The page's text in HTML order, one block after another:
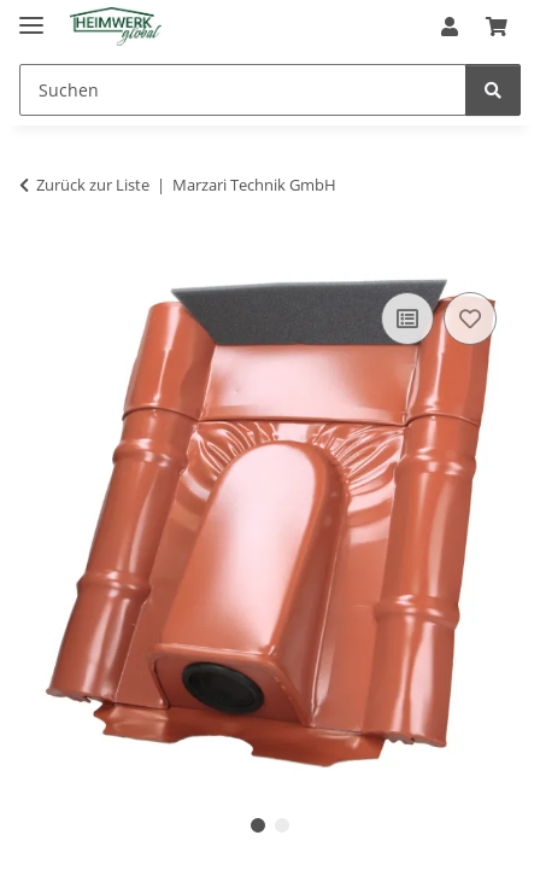
Zurück zur Liste Marzari Technik GmbH